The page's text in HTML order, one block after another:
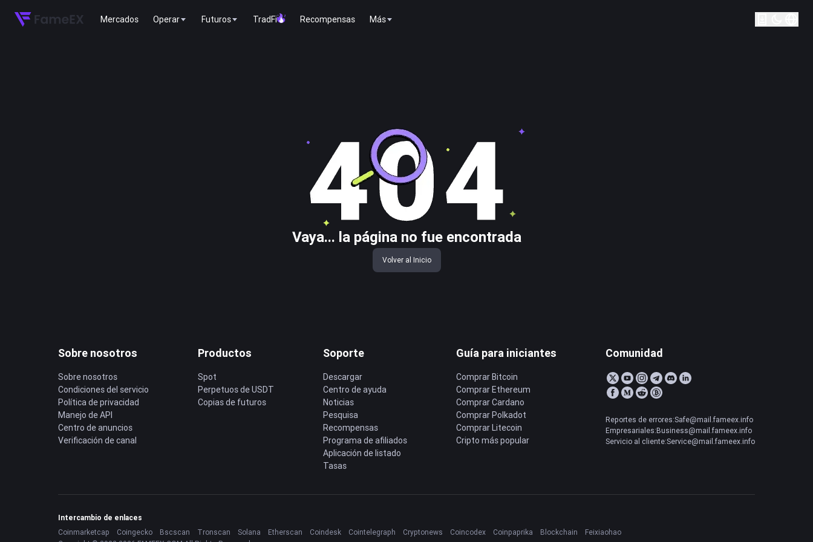
Mercados Operar Futuros TradFi Recompensas Más
Vaya... la página no fue encontrada
Volver al Inicio
Sobre nosotros
Sobre nosotros
Condiciones del servicio
Política de privacidad
Manejo de API
Centro de anuncios
Verificación de canal
Productos
Spot
Perpetuos de USDT
Copias de futuros
Soporte
Descargar
Centro de ayuda
Noticias
Pesquisa
Recompensas
Programa de afiliados
Aplicación de listado
Tasas
Guía para iniciantes
Comprar Bitcoin
Comprar Ethereum
Comprar Cardano
Comprar Polkadot
Comprar Litecoin
Cripto más popular
Comunidad
Reportes de errores:Safe@mail.fameex.info
Empresariales:Business@mail.fameex.info
Servicio al cliente:Service@mail.fameex.info
Intercambio de enlaces
Coinmarketcap
Coingecko Bscscan Tronscan Solana Etherscan Coindesk Cointelegraph Cryptonews Coincodex Coinpaprika Blockchain
Feixiaohao